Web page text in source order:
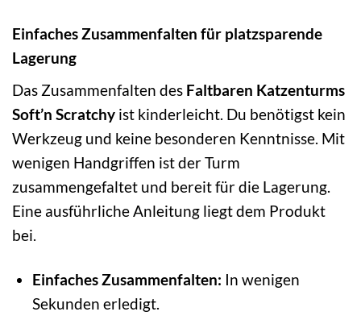
Einfaches Zusammenfalten für platzsparende
Lagerung
Das Zusammenfalten des Faltbaren Katzenturms
Soft’n Scratchy ist kinderleicht. Du benötigst kein
Werkzeug und keine besonderen Kenntnisse. Mit
wenigen Handgriffen ist der Turm
zusammengefaltet und bereit für die Lagerung.
Eine ausführliche Anleitung liegt dem Produkt
bei.
Einfaches Zusammenfalten: In wenigen
Sekunden erledigt.